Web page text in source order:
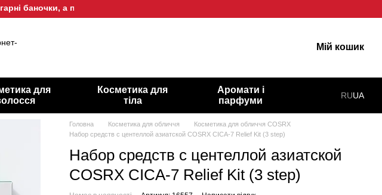
баночки, а про гарну шкіру!
Мій кошик
для
Косметика для
тіла
Аромати і
парфуми
RUUA
Головна Косметика для обличчя
Косметика для обличчя COSRX
Набор средств с центеллой азиатской COSRX CICA-7 Relief Kit (3 step)
Набор средств с центеллой азиатской
COSRX CICA-7 Relief Kit (3 step)